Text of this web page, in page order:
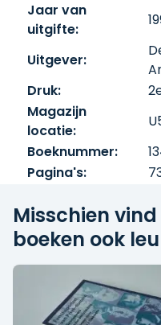
Jaar van
uitgifte:
Uitgever:
Druk:
Magazijn
locatie:
Boeknummer:
Pagina's:
Misschien vind
boeken ook